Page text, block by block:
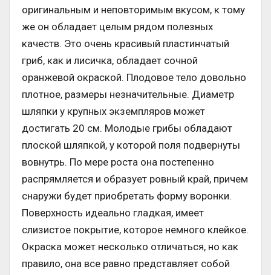
оригинальным и неповторимым вкусом, к тому
же он обладает целым рядом полезных
качеств. Это очень красивый пластинчатый
гриб, как и лисичка, обладает сочной
оранжевой окраской. Плодовое тело довольно
плотное, размеры незначительные. Диаметр
шляпки у крупных экземпляров может
достигать 20 см. Молодые грибы обладают
плоской шляпкой, у которой поля подвернуты
вовнутрь. По мере роста она постепенно
распрямляется и образует ровный край, причем
снаружи будет приобретать форму воронки.
Поверхность идеально гладкая, имеет
слизистое покрытие, которое немного клейкое.
Окраска может несколько отличаться, но как
правило, она все равно представляет собой